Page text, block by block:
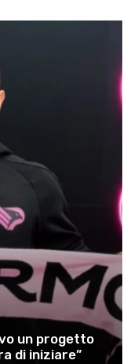
un progetto
di iniziare”